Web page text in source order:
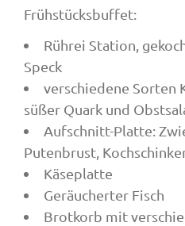
Frühstücksbuffet:
Rührei Station,
Speck
verschiedene Sorten
süßer Quark und
Aufschnitt-Platte:
Putenbrust,
Käseplatte
Geräucherter Fisch
Brotkorb mit